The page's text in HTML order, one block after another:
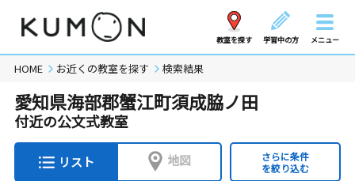
教室を探す 学習中の方 メニュー
HOME お近くの教室を探す 検索結果
愛知県海部郡蟹江町須成脇ノ田
付近の公文式教室
リスト 地図
さらに条件
を絞り込む